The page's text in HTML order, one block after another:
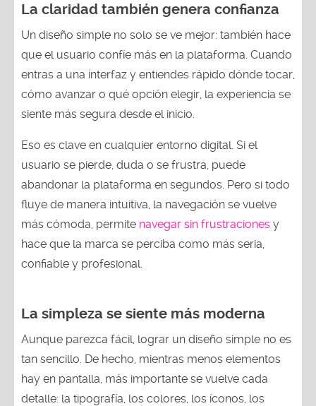
La claridad también genera confianza
Un diseño simple no solo se ve mejor: también hace
que el usuario confíe más en la plataforma. Cuando
entras a una interfaz y entiendes rápido dónde tocar,
cómo avanzar o qué opción elegir, la experiencia se
siente más segura desde el inicio.
Eso es clave en cualquier entorno digital. Si el
usuario se pierde, duda o se frustra, puede
abandonar la plataforma en segundos. Pero si todo
fluye de manera intuitiva, la navegación se vuelve
más cómoda, permite navegar sin frustraciones y
hace que la marca se perciba como más seria,
confiable y profesional.
La simpleza se siente más moderna
Aunque parezca fácil, lograr un diseño simple no es
tan sencillo. De hecho, mientras menos elementos
hay en pantalla, más importante se vuelve cada
detalle: la tipografía, los colores, los íconos, los